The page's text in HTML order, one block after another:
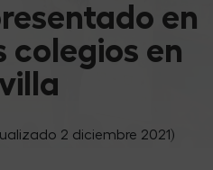
en
colegios en
2 diciembre 2021)